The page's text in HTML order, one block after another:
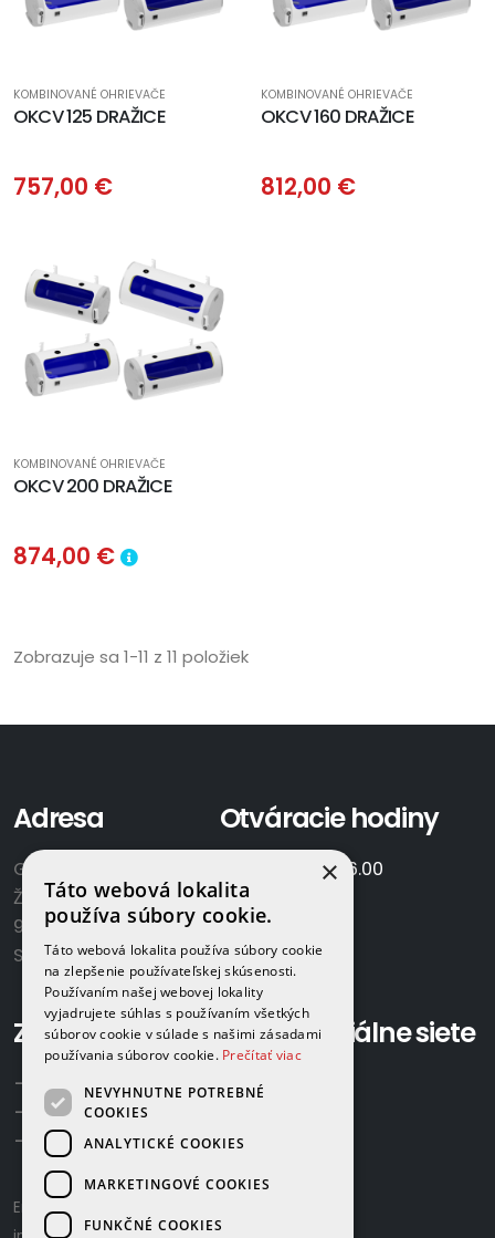
KOMBINOVANÉ OHRIEVAČE
OKCV 125 DRAŽICE
757,00 €
KOMBINOVANÉ OHRIEVAČE
OKCV 160 DRAŽICE
812,00 €
KOMBINOVANÉ OHRIEVAČE
OKCV 200 DRAŽICE
874,00 €
Zobrazuje sa 1-11 z 11 položiek
Adresa
GAMAPLYN s.r.o.
Železničná 570/8
922 02 Krakovany
Slovensko
Otváracie hodiny
7.00 - 16.00
So:
Zavolajte nám:
+421 918 524 702
+421 907 958 768
+421 948 615 083
Email us:
Sociálne siete
×
Táto webová lokalita
používa súbory cookie.
Táto webová lokalita používa súbory cookie
na zlepšenie používateľskej skúsenosti.
Používaním našej webovej lokality
vyjadrujete súhlas s používaním všetkých
súborov cookie v súlade s našimi zásadami
používania súborov cookie. Prečítať viac
NEVYHNUTNE POTREBNÉ
COOKIES
ANALYTICKÉ COOKIES
MARKETINGOVÉ COOKIES
FUNKČNÉ COOKIES